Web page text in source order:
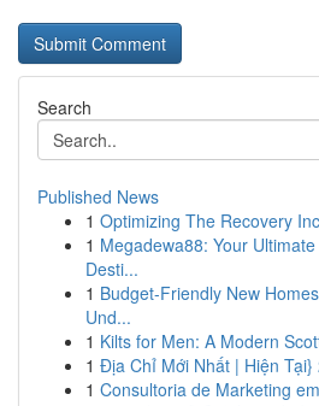
Search
Published News
1 Optimizing The Recovery
1 Megadewa88: Your
Desti...
1 Budget-Friendly New
Und...
1 Kilts for Men: A Modern
1 Địa Chỉ Mới Nhất | Hiện Tại}
1 Consultoria de Marketing